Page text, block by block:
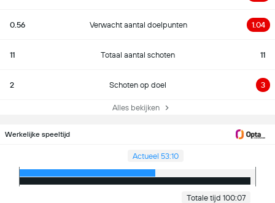
0.56 Verwacht aantal doelpunten 1.04
11 Totaal aantal schoten 11
2 Schoten op doel 3
Alles bekijken
Werkelijke speeltijd
Actueel 53:10
Totale tijd 100:07